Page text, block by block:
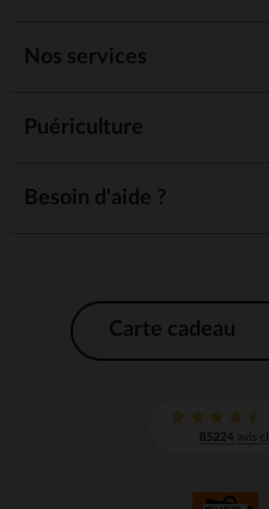
Nos services
Puériculture
Besoin d'aide ?
Carte cadeau